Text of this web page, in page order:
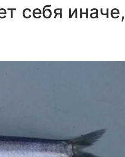
себя иначе,